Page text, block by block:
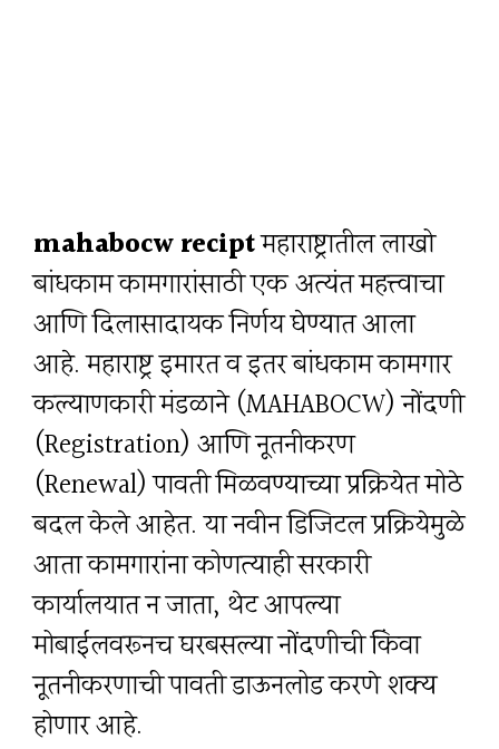
mahabocw reciptमहाराष्ट्रातील लाखो
बांधकाम कामगारांसाठी एक अत्यंत महत्त्वाचा
आणि दिलासादायक निर्णय घेण्यात आला
आहे. महाराष्ट्र इमारत व इतर बांधकाम कामगार
कल्याणकारी मंडळाने (MAHABOCW) नोंदणी
(Registration) आणि नूतनीकरण
(Renewal) पावती मिळवण्याच्या प्रक्रियेत मोठे
बदल केले आहेत. या नवीन डिजिटल प्रक्रियेमुळे
आता कामगारांना कोणत्याही सरकारी
कार्यालयात न जाता, थेट आपल्या
मोबाईलवरूनच घरबसल्या नोंदणीची किंवा
नूतनीकरणाची पावती डाऊनलोड करणे शक्य
होणार आहे.